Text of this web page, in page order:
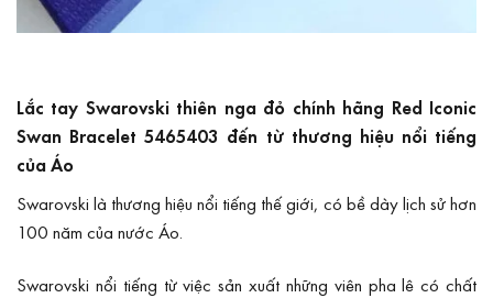
Lắc tay Swarovski thiên nga đỏ chính hãng Red Iconic
Swan Bracelet 5465403 đến từ thương hiệu nổi tiếng
của Áo
Swarovski là thương hiệu nổi tiếng thế giới, có bề dày lịch sử hơn
100 năm của nước Áo.
Swarovski nổi tiếng từ việc sản xuất những viên pha lê có chất